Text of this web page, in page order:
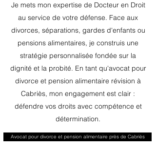
Je mets mon expertise de Docteur en Droit
au service de votre défense. Face aux
divorces, séparations, gardes d'enfants ou
pensions alimentaires, je construis une
stratégie personnalisée fondée sur la
dignité et la probité. En tant qu'avocat pour
divorce et pension alimentaire révision à
Cabriès, mon engagement est clair :
défendre vos droits avec compétence et
détermination.
Avocat pour divorce et pension alimentaire près de Cabriès